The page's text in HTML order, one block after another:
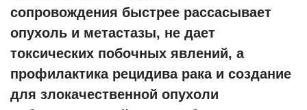
сопровождения быстрее рассасывает
опухоль и метастазы, не дает
токсических побочных явлений, а
профилактика рецидива рака и создание
для злокачественной опухоли